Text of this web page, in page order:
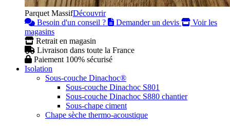
Parquet MassifDécouvrir
Besoin d'un conseil ?
Demander un devis
Voir les
magasins
Retrait en magasin
Livraison dans toute la France
Paiement 100% sécurisé
Isolation
Sous-couche Dinachoc®
Sous-couche Dinachoc S801
Sous-couche Dinachoc S880 chantier
Sous-chape ciment
Chape sèche thermo-acoustique